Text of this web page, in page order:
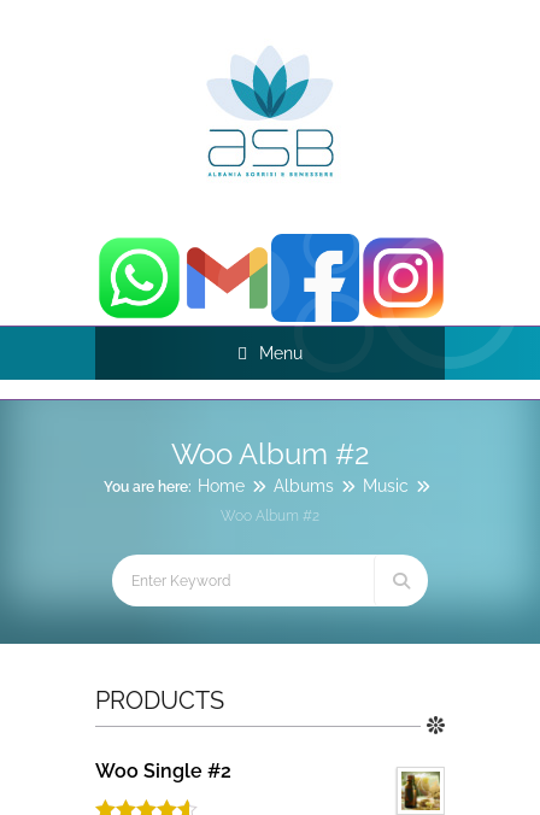
Menu
Woo Album #2
You are here: Home Albums Music
Woo Album #2
PRODUCTS
Woo Single #2